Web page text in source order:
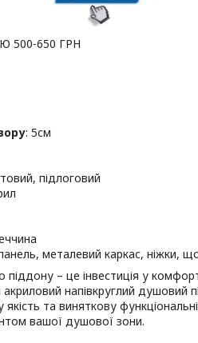
650 ГРН
: 5см
підлоговий
металевий каркас, ніжки,
– це інвестиція у
напівкруглий душовий
якість та виняткову
вашої душової зони.